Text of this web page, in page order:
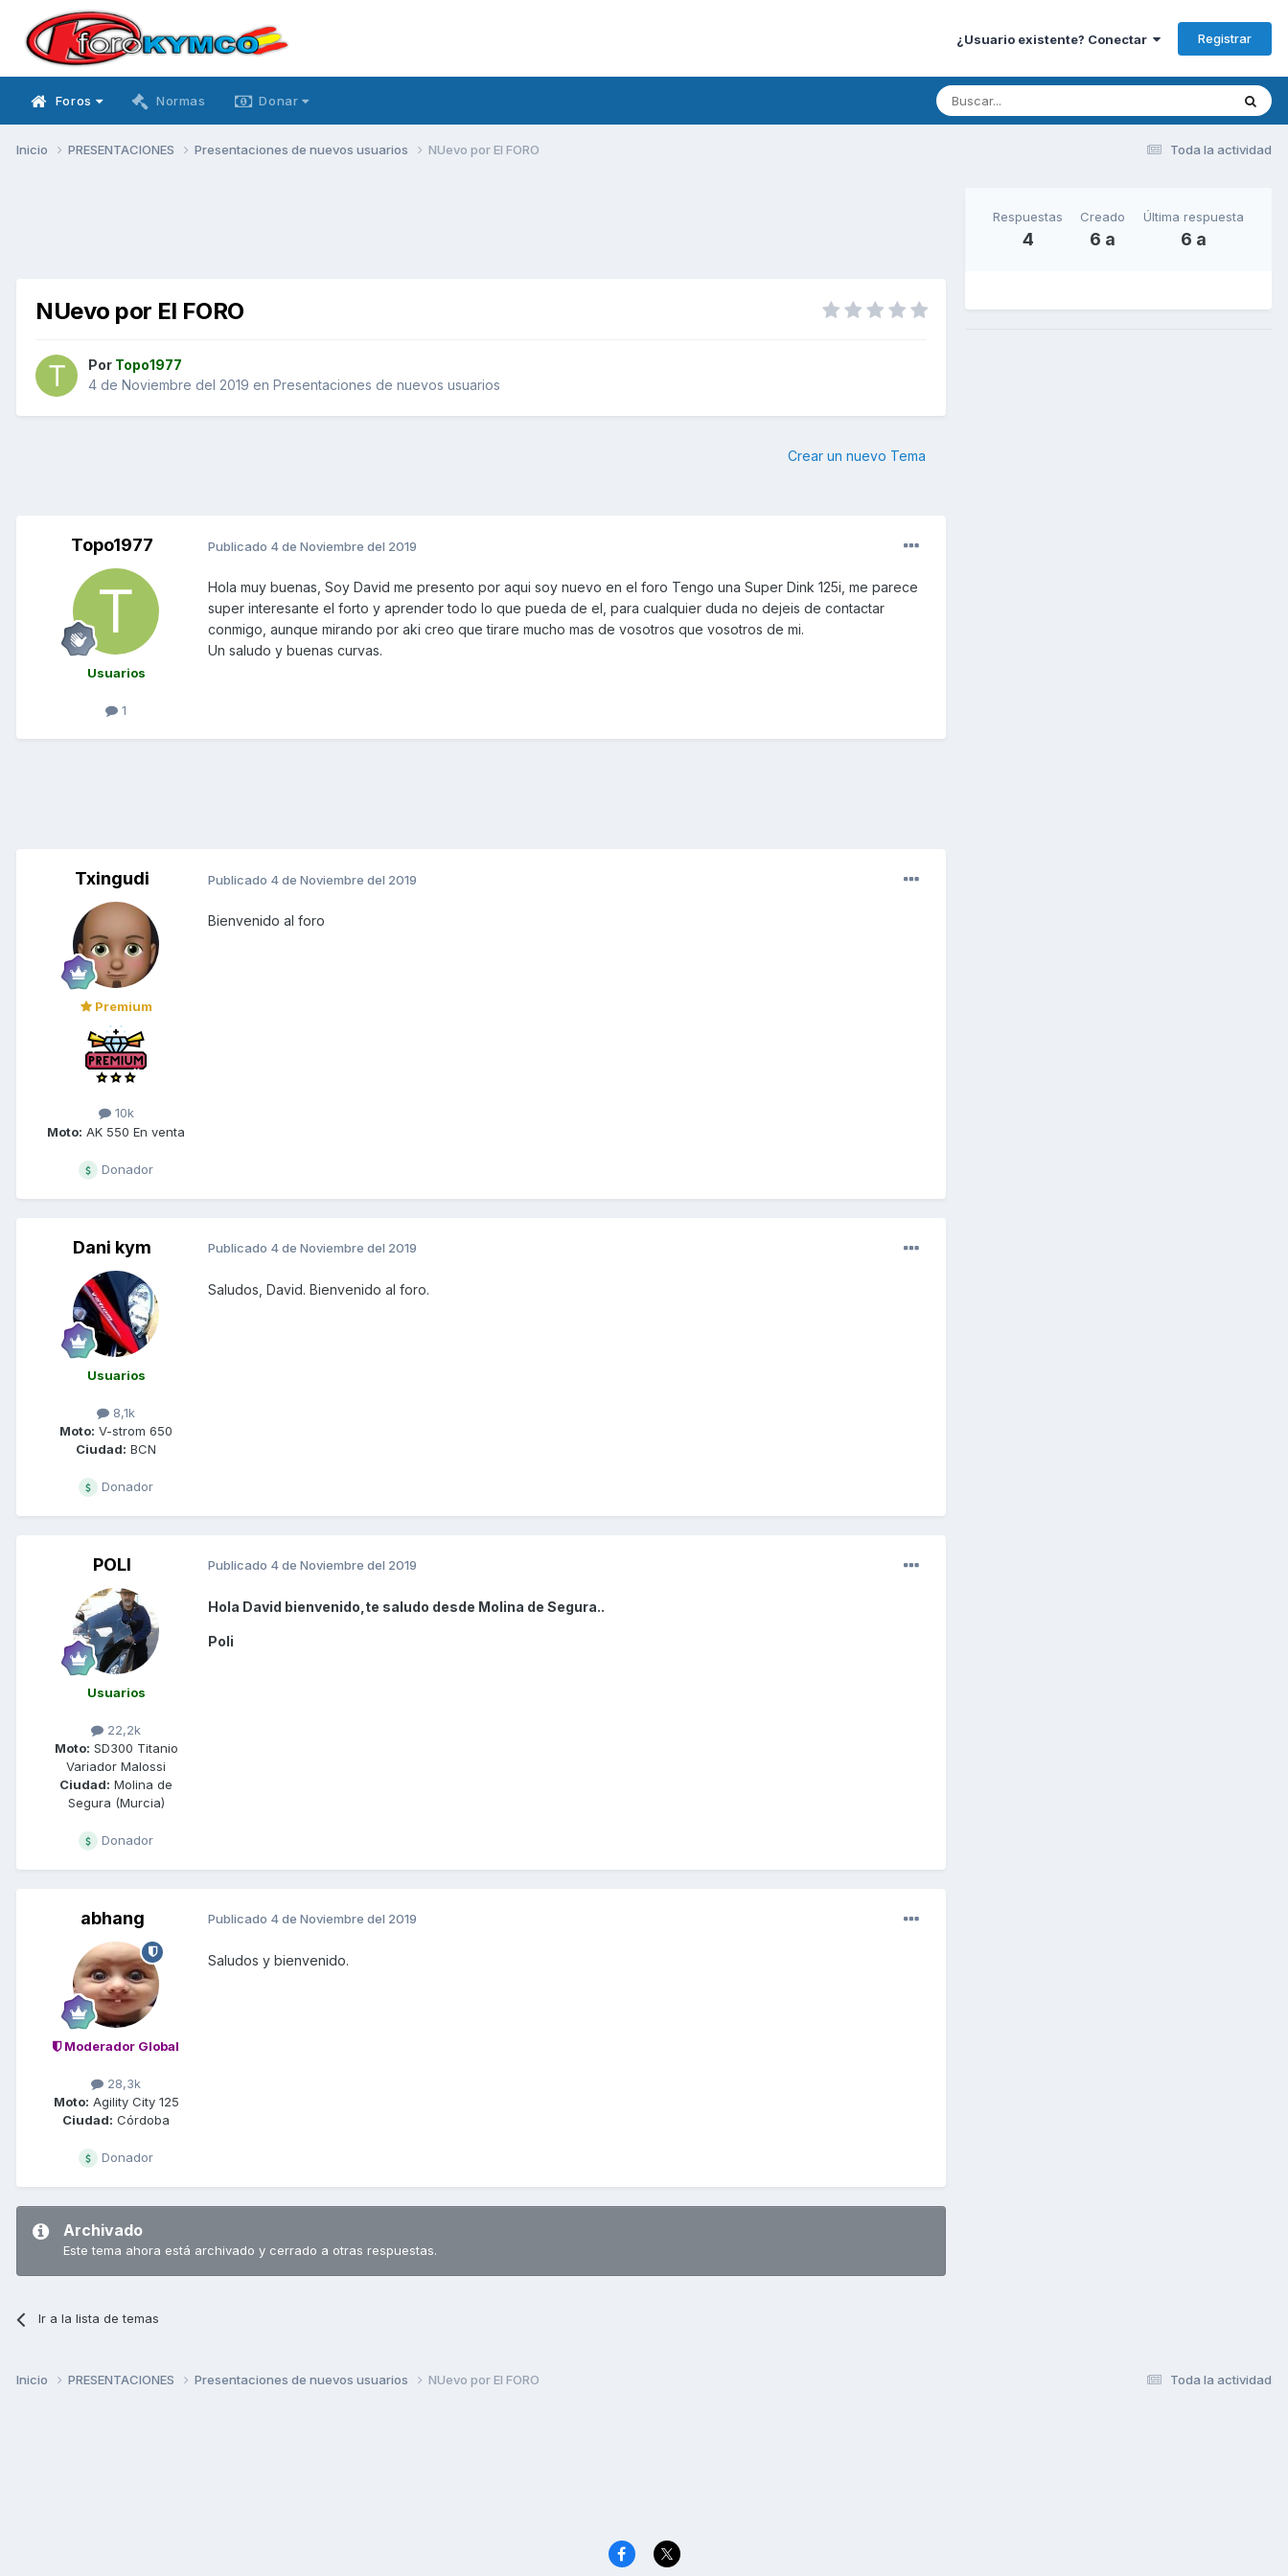
¿Usuario existente? Conectar Registrar
Foros Normas Donar
Toda la actividad
Inicio PRESENTACIONES Presentaciones de nuevos usuarios NUevo por El FORO
NUevo por El FORO
Por Topo1977
4 de Noviembre del 2019 en Presentaciones de nuevos usuarios
Crear un nuevo Tema
Topo1977
Usuarios
1
Publicado 4 de Noviembre del 2019
Hola muy buenas, Soy David me presento por aqui soy nuevo en el foro Tengo una Super Dink 125i, me parece
super interesante el forto y aprender todo lo que pueda de el, para cualquier duda no dejeis de contactar
conmigo, aunque mirando por aki creo que tirare mucho mas de vosotros que vosotros de mi.
Un saludo y buenas curvas.
Txingudi
Premium
10k
Moto: AK 550 En venta
Donador
Publicado 4 de Noviembre del 2019
Bienvenido al foro
Dani kym
Usuarios
8,1k
Moto: V-strom 650
Ciudad: BCN
Donador
Publicado 4 de Noviembre del 2019
Saludos, David. Bienvenido al foro.
POLI
Usuarios
22,2k
Moto: SD300 Titanio
Variador Malossi
Ciudad: Molina de
Segura (Murcia)
Donador
Publicado 4 de Noviembre del 2019
Hola David bienvenido,te saludo desde Molina de Segura..
Poli
abhang
Moderador Global
28,3k
Moto: Agility City 125
Ciudad: Córdoba
Donador
Publicado 4 de Noviembre del 2019
Saludos y bienvenido.
Archivado
Este tema ahora está archivado y cerrado a otras respuestas.
Ir a la lista de temas
Respuestas
4
Creado
6 a
Última respuesta
6 a
Toda la actividad
Inicio PRESENTACIONES Presentaciones de nuevos usuarios NUevo por El FORO